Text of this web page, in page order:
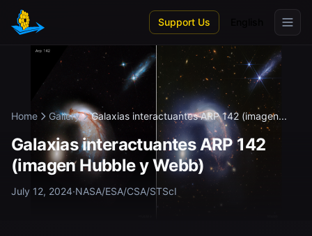
Skip to main content
Support Us
Home Gallery Galaxias interactuantes ARP 142 (imagen...
Galaxias interactuantes ARP 142
(imagen Hubble y Webb)
July 12, 2024·NASA/ESA/CSA/STScI